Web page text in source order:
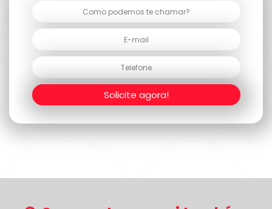
Solicite agora!